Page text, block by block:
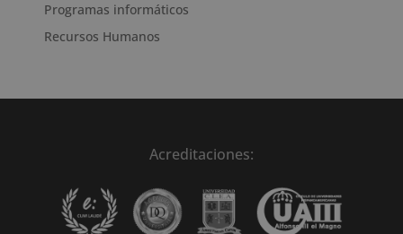
Programas informáticos
Recursos Humanos
Acreditaciones: